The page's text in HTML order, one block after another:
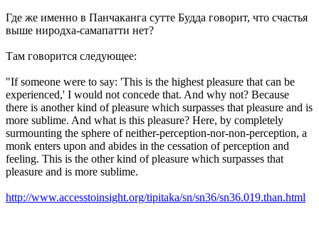
Где же именно в Панчаканга сутте Будда говорит, что счастья
выше ниродха-самапатти нет?
Там говорится следующее:
"If someone were to say: 'This is the highest pleasure that can be
experienced,' I would not concede that. And why not? Because
there is another kind of pleasure which surpasses that pleasure and is
more sublime. And what is this pleasure? Here, by completely
surmounting the sphere of neither-perception-nor-non-perception, a
monk enters upon and abides in the cessation of perception and
feeling. This is the other kind of pleasure which surpasses that
pleasure and is more sublime.
http://www.accesstoinsight.org/tipitaka/sn/sn36/sn36.019.than.html